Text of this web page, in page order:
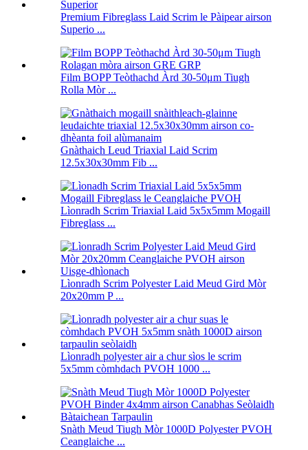
Premium Fibreglass Laid Scrim le Pàipear airson
Superio ...
Film BOPP Teòthachd Àrd 30-50μm Tiugh
Rolla Mòr ...
Gnàthaich Leud Triaxial Laid Scrim
12.5x30x30mm Fib ...
Lìonradh Scrim Triaxial Laid 5x5x5mm Mogaill
Fibreglass ...
Lìonradh Scrim Polyester Laid Meud Gird Mòr
20x20mm P ...
Lìonradh polyester air a chur sìos le scrim
5x5mm còmhdach PVOH 1000 ...
Snàth Meud Tiugh Mòr 1000D Polyester PVOH
Ceanglaiche ...